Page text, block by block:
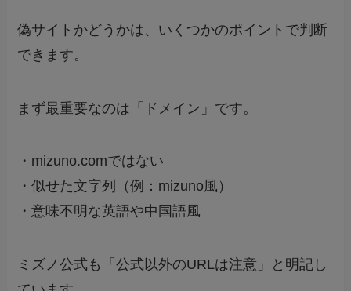
偽サイトかどうかは、いくつかのポイントで判断
できます。
まず最重要なのは「ドメイン」です。
・mizuno.comではない
・似せた文字列（例：mizuno風）
・意味不明な英語や中国語風
ミズノ公式も「公式以外のURLは注意」と明記し